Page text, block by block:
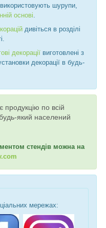
шурупи,
основі
дивіться в розділі
декорації виготовлені з
декорації в будь-
продукцію по всій
який населений
стендів можна на
мережах: